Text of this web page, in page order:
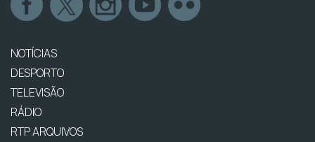
NOTÍCIAS
DESPORTO
TELEVISÃO
RÁDIO
RTP ARQUIVOS